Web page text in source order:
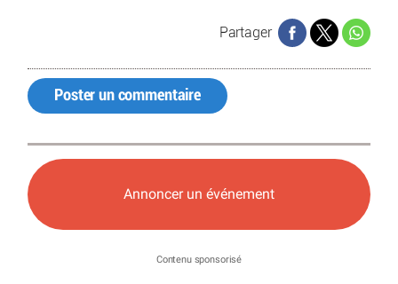
Partager
Poster un commentaire
Annoncer un événement